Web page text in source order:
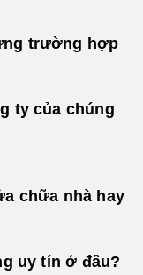
trường hợp
ty của chúng
chữa nhà hay
uy tín ở đâu?